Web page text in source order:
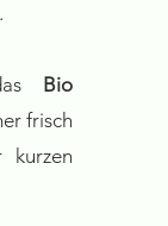
Bio
frisch